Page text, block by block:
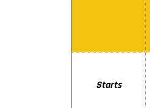
Starts